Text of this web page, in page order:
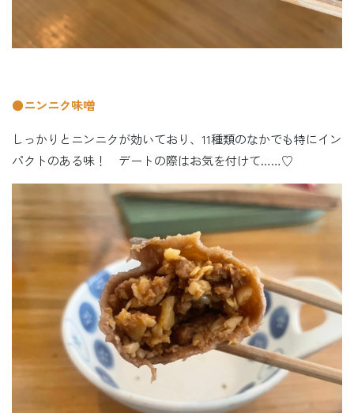
●ニンニク味噌
しっかりとニンニクが効いており、11種類のなかでも特にイン
パクトのある味！ デートの際はお気を付けて……♡